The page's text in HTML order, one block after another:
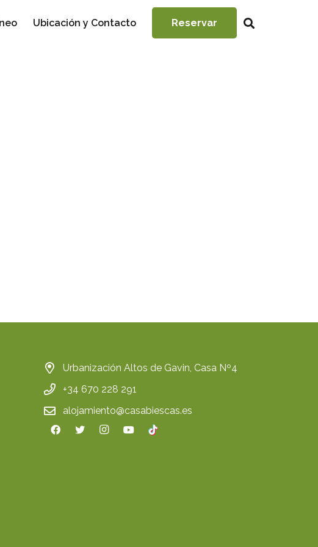
Ubicación y Contacto Reservar
Urbanización Altos de Gavin, Casa Nº4
+34 670 228 291
alojamiento@casabiescas.es